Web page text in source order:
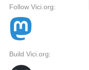
Follow Vici.org:
Build Vici.org: